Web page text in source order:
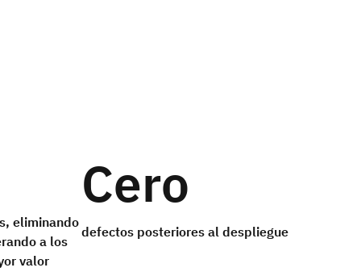
eliminando
a los
valor
Cero
defectos posteriores al despliegue